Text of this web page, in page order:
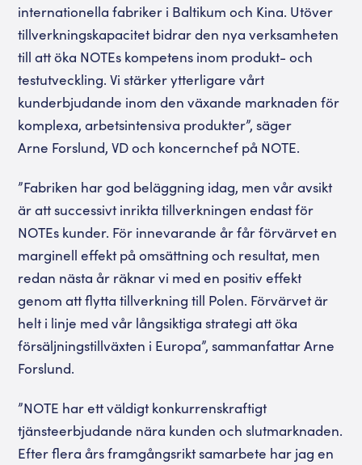
internationella fabriker i Baltikum och Kina. Utöver
tillverkningskapacitet bidrar den nya verksamheten
till att öka NOTEs kompetens inom produkt- och
testutveckling. Vi stärker ytterligare vårt
kunderbjudande inom den växande marknaden för
komplexa, arbetsintensiva produkter”, säger
Arne Forslund, VD och koncernchef på NOTE.
”Fabriken har god beläggning idag, men vår avsikt
är att successivt inrikta tillverkningen endast för
NOTEs kunder. För innevarande år får förvärvet en
marginell effekt på omsättning och resultat, men
redan nästa år räknar vi med en positiv effekt
genom att flytta tillverkning till Polen. Förvärvet är
helt i linje med vår långsiktiga strategi att öka
försäljningstillväxten i Europa”, sammanfattar Arne
Forslund.
”NOTE har ett väldigt konkurrenskraftigt
tjänsteerbjudande nära kunden och slutmarknaden.
Efter flera års framgångsrikt samarbete har jag en